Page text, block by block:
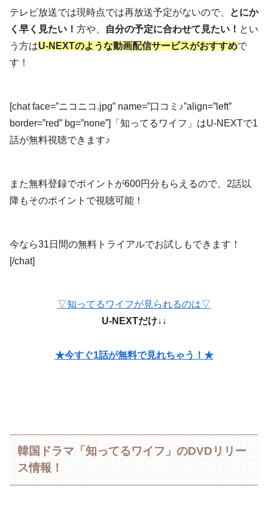
テレビ放送では現時点では再放送予定がないので、
とにか
く早く見たい！ 方や、 自分の予定に合わせて見たい！ とい
う方はU-NEXTのような動画配信サービスがおすすめで
す！
[chat face=”ニコニコ.jpg” name=”口コミ♪”align=”left”
border=”red” bg=”none”]「知ってるワイフ」はU-NEXTで1
話が無料視聴できます♪
また無料登録でポイントが600円分もらえるので、2話以
降もそのポイントで視聴可能！
今なら31日間の無料トライアルでお試しもできます！
[/chat]
▽知ってるワイフが見られるのは▽
U-NEXTだけ↓↓
★今すぐ1話が無料で見れちゃう！★
韓国ドラマ「知ってるワイフ」のDVDリリー
ス情報！